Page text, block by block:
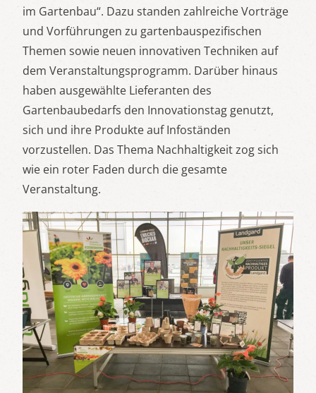
im Gartenbau“. Dazu standen zahlreiche Vorträge
und Vorführungen zu gartenbauspezifischen
Themen sowie neuen innovativen Techniken auf
dem Veranstaltungsprogramm. Darüber hinaus
haben ausgewählte Lieferanten des
Gartenbaubedarfs den Innovationstag genutzt,
sich und ihre Produkte auf Infoständen
vorzustellen. Das Thema Nachhaltigkeit zog sich
wie ein roter Faden durch die gesamte
Veranstaltung.